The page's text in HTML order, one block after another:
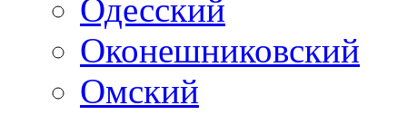
Одесский
Оконешниковский
Омский